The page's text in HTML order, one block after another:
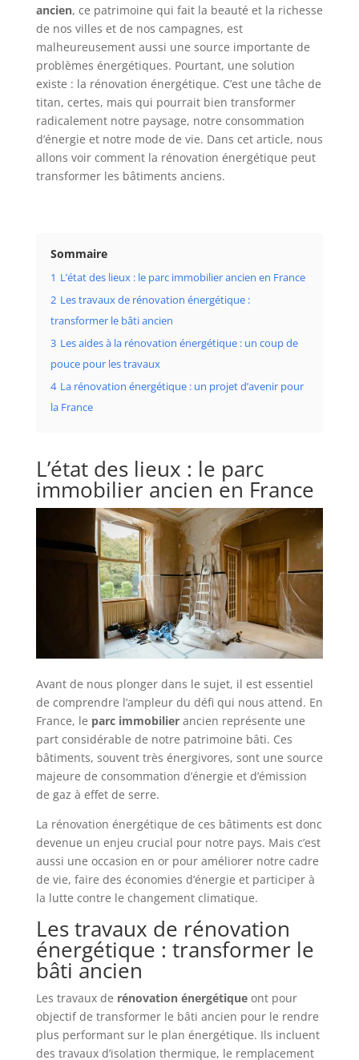
ancien, ce patrimoine qui fait la beauté et la richesse
de nos villes et de nos campagnes, est
malheureusement aussi une source importante de
problèmes énergétiques. Pourtant, une solution
existe : la rénovation énergétique. C’est une tâche de
titan, certes, mais qui pourrait bien transformer
radicalement notre paysage, notre consommation
d’énergie et notre mode de vie. Dans cet article, nous
allons voir comment la rénovation énergétique peut
transformer les bâtiments anciens.
Sommaire
1 L’état des lieux : le parc immobilier ancien en France
2 Les travaux de rénovation énergétique :
transformer le bâti ancien
3 Les aides à la rénovation énergétique : un coup de
pouce pour les travaux
4 La rénovation énergétique : un projet d’avenir pour
la France
L’état des lieux : le parc
immobilier ancien en France
Avant de nous plonger dans le sujet, il est essentiel
de comprendre l’ampleur du défi qui nous attend. En
France, le parc immobilierancien représente une
part considérable de notre patrimoine bâti. Ces
bâtiments, souvent très énergivores, sont une source
majeure de consommation d’énergie et d’émission
de gaz à effet de serre.
La rénovation énergétique de ces bâtiments est donc
devenue un enjeu crucial pour notre pays. Mais c’est
aussi une occasion en or pour améliorer notre cadre
de vie, faire des économies d’énergie et participer à
la lutte contre le changement climatique.
Les travaux de rénovation
énergétique : transformer le
bâti ancien
Les travaux de rénovation énergétiqueont pour
objectif de transformer le bâti ancien pour le rendre
plus performant sur le plan énergétique. Ils incluent
des travaux d’isolation thermique, le remplacement